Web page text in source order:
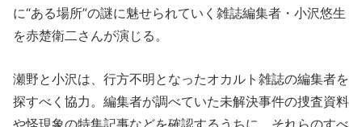
に“ある場所”の謎に魅せられていく雑誌編集者・小沢悠生
を赤楚衛二さんが演じる。
瀬野と小沢は、行方不明となったオカルト雑誌の編集者を
探すべく協力。編集者が調べていた未解決事件の捜査資料
や怪現象の特集記事などを確認するうちに、それらのすべ